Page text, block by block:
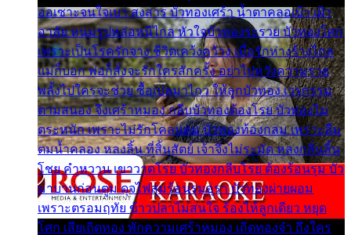
ออเซาะจนใจเบา สงสาร บัวทองเศร้า น้ำตาคลอเบ้า เฝ้า
อาลัย หนุ่มรูปหล่อหนีไกล หัวใจบัวทองระรวย บัวทองโศก
เพราะเป็นโรครักจาง ชีวิตเคว้งคว้าง เมื่อรักห่างร้างไกล
แม่ก็บอก พ่อก็สั่งจะรักใครสักครั้ง อย่าไปหวังความรวย
พลั้งไปใครจะช่วย ซื้อเปลมาไกว ให้ลูกบัวทอง เวรกรรม
ตามสนอง จึงเศร้าหมอง กลีบบัวทองต้องโรย บัวทองไม่
ตระหนัก เพราะไม่รักโคลนตม บัวทองท้องกลม เพราะลืม
ตมน้ำคลอง หลงลิ้น ที่สิ้นสัตย์ เจ้าจึงไม่ระมัด หลงกลิ่นลิ้น
โชย คำหวาน เขาวาดโรย บัวทองกลีบโรย ต้องร้อนรุม บัว
มาบานก่อนตูม ดุจไฟสุมร้อนรุมอุรา บัวทองผ่ายผอม
เพราะตรอมฤทัย ข้าวปลาไม่สนใจ ร้องไห้ลูกเดียว หยุด
โศก เสียเถิดทอง พักความเศร้าหมอง เถิดทองจ๋า ถึงใคร